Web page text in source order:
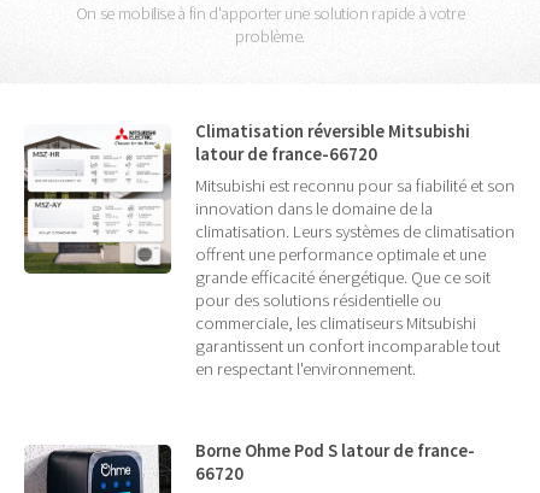
On se mobilise à fin d'apporter une solution rapide à votre
problème.
Climatisation réversible Mitsubishi
latour de france-66720
Mitsubishi est reconnu pour sa fiabilité et son
innovation dans le domaine de la
climatisation. Leurs systèmes de climatisation
offrent une performance optimale et une
grande efficacité énergétique. Que ce soit
pour des solutions résidentielle ou
commerciale, les climatiseurs Mitsubishi
garantissent un confort incomparable tout
en respectant l'environnement.
Borne Ohme Pod S latour de france-
66720